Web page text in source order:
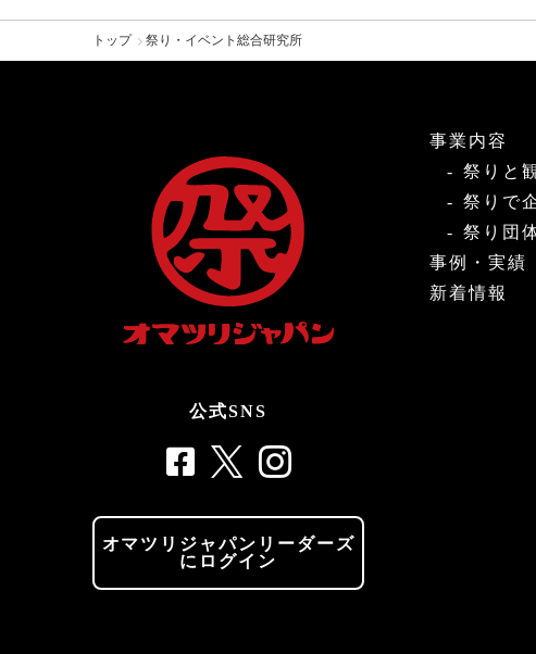
トップ 祭り・イベント総合研究所
公式SNS
オマツリジャパンリーダーズ
にログイン
事業内容
祭りと
祭りで
祭り団
事例・実績
新着情報